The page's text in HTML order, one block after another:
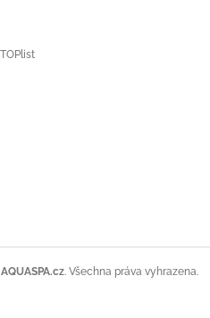
AQUASPA.cz. Všechna práva vyhrazena.